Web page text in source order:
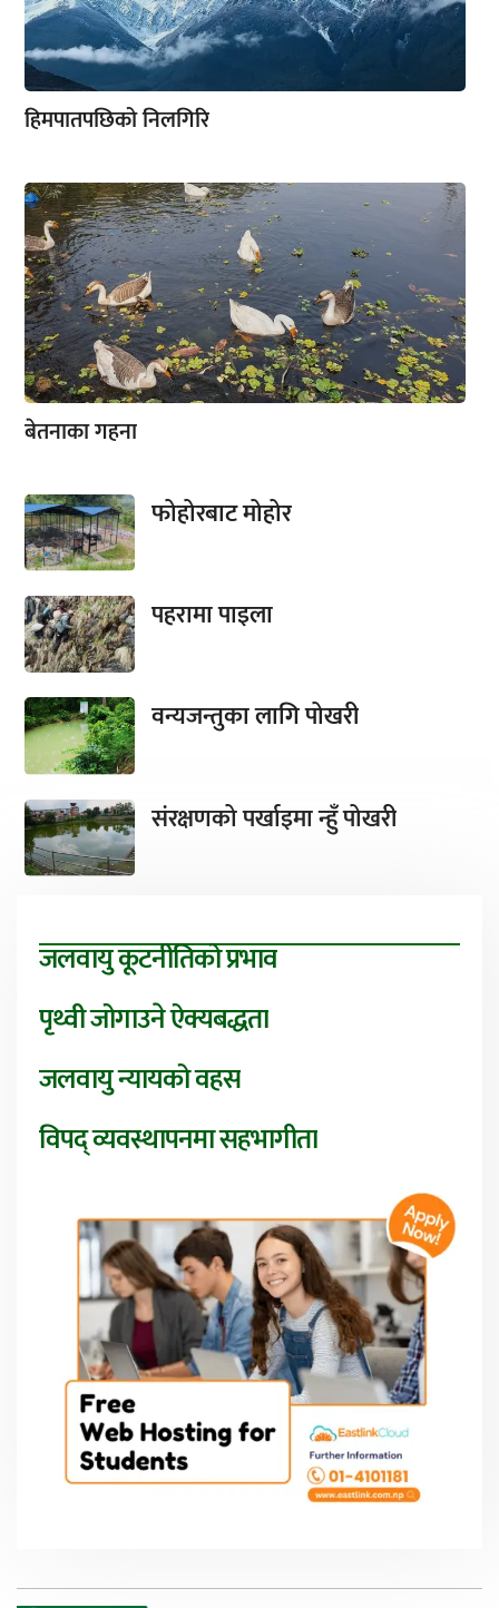
हिमपातपछिको निलगिरि
बेतनाका गहना
फोहोरबाट मोहोर
पहरामा पाइला
वन्यजन्तुका लागि पोखरी
संरक्षणको पर्खाइमा न्हुँ पोखरी
जलवायु कूटनीतिको प्रभाव
पृथ्वी जोगाउने ऐक्यबद्धता
जलवायु न्यायको वहस
विपद् व्यवस्थापनमा सहभागीता